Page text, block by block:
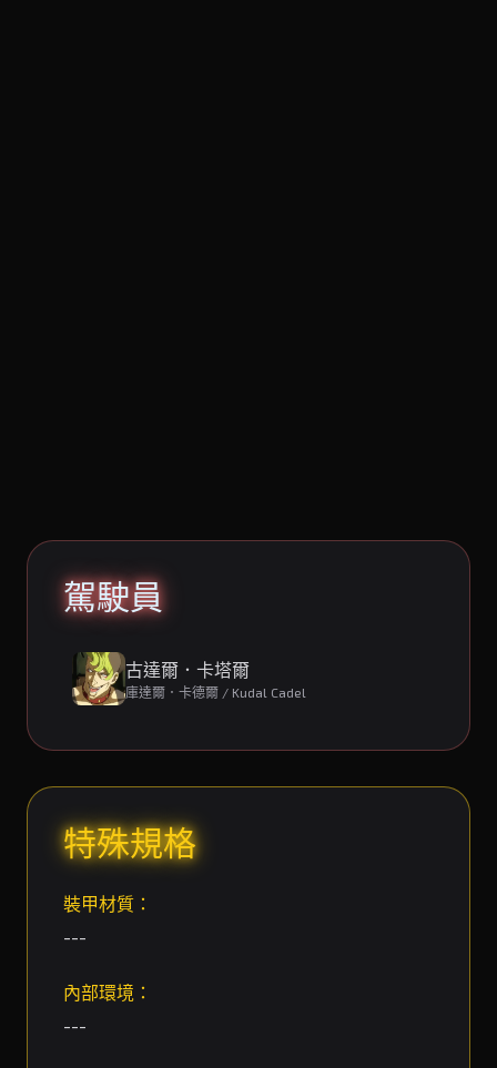
駕駛員
古達爾．卡塔爾
庫達爾．卡德爾 / Kudal Cadel
特殊規格
裝甲材質：
---
內部環境：
---